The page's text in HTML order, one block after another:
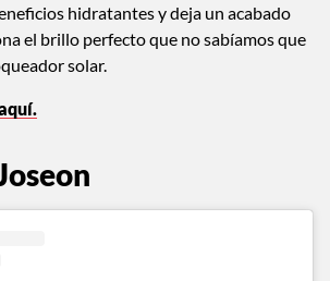
hidratantes y deja un acabado
el brillo perfecto que no sabíamos que
solar.